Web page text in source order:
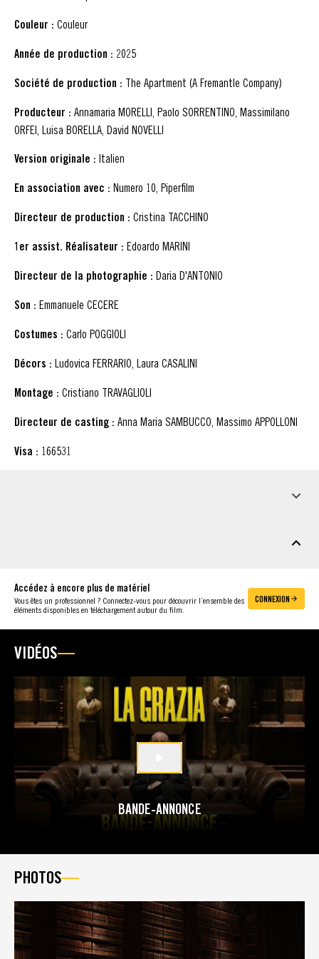
Couleur : Couleur
Année de production : 2025
Société de production : The Apartment (A Fremantle Company)
Producteur : Annamaria MORELLI, Paolo SORRENTINO, Massimilano
ORFEI, Luisa BORELLA, David NOVELLI
Version originale : Italien
En association avec : Numero 10, Piperfilm
Directeur de production : Cristina TACCHINO
1er assist. Réalisateur : Edoardo MARINI
Directeur de la photographie : Daria D'ANTONIO
Son : Emmanuele CECERE
Costumes : Carlo POGGIOLI
Décors : Ludovica FERRARIO, Laura CASALINI
Montage : Cristiano TRAVAGLIOLI
Directeur de casting : Anna Maria SAMBUCCO, Massimo APPOLLONI
Visa : 166531
Accédez à encore plus de matériel
Vous êtes un professionnel ? Connectez-vous pour découvrir l’ensemble des
éléments disponibles en téléchargement autour du film.
CONNEXION
VIDÉOS
BANDE-ANNONCE
PHOTOS